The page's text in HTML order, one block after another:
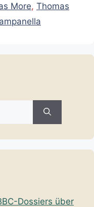
More, Thomas
Dossiers über